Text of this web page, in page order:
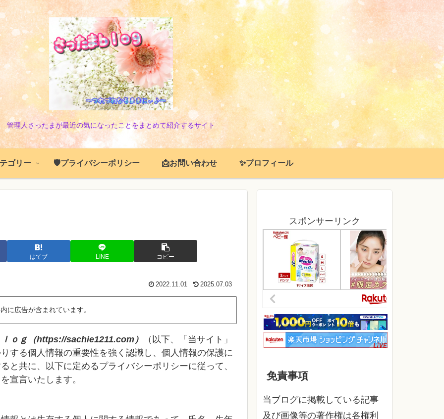
管理人さったまが最近の気になったことをまとめて紹介するサイト
ゴリー 🛡️プライバシーポリシー 📩お問い合わせ ✨プロフィール
はてブ LINE コピー
2022.11.01 2025.07.03
に広告が含まれています。
ｏｇ（https://sachie1211.com）
（以下、「当サイト」
する個人情報の重要性を強く認識し、個人情報の保護に
と共に、以下に定めるプライバシーポリシーに従って、
宣言いたします。
スポンサーリンク
免責事項
当ブログに掲載している記事
及び画像等の著作権は各権利